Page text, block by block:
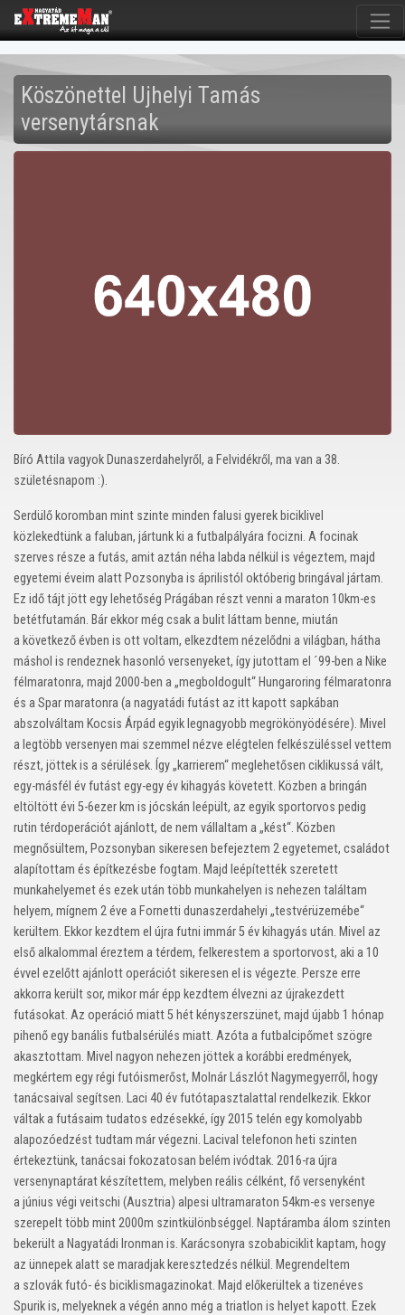
Köszönettel Ujhelyi Tamás
versenytársnak
Bíró Attila vagyok Dunaszerdahelyről, a Felvidékről, ma van a 38.
születésnapom :).
Serdülő koromban mint szinte minden falusi gyerek biciklivel
közlekedtünk a faluban, jártunk ki a futbalpályára focizni. A focinak
szerves része a futás, amit aztán néha labda nélkül is végeztem, majd
egyetemi éveim alatt Pozsonyba is áprilistól októberig bringával jártam.
Ez idő tájt jött egy lehetőség Prágában részt venni a maraton 10km-es
betétfutamán. Bár ekkor még csak a bulit láttam benne, miután
a következő évben is ott voltam, elkezdtem nézelődni a világban, hátha
máshol is rendeznek hasonló versenyeket, így jutottam el ´99-ben a Nike
félmaratonra, majd 2000-ben a „megboldogult“ Hungaroring félmaratonra
és a Spar maratonra (a nagyatádi futást az itt kapott sapkában
abszolváltam Kocsis Árpád egyik legnagyobb megrökönyödésére). Mivel
a legtöbb versenyen mai szemmel nézve elégtelen felkészüléssel vettem
részt, jöttek is a sérülések. Így „karrierem“ meglehetősen ciklikussá vált,
egy-másfél év futást egy-egy év kihagyás követett. Közben a bringán
eltöltött évi 5-6ezer km is jócskán leépült, az egyik sportorvos pedig
rutin térdoperációt ajánlott, de nem vállaltam a „kést“. Közben
megnősültem, Pozsonyban sikeresen befejeztem 2 egyetemet, családot
alapítottam és építkezésbe fogtam. Majd leépítették szeretett
munkahelyemet és ezek után több munkahelyen is nehezen találtam
helyem, mígnem 2 éve a Fornetti dunaszerdahelyi „testvérüzemébe“
kerültem. Ekkor kezdtem el újra futni immár 5 év kihagyás után. Mivel az
első alkalommal éreztem a térdem, felkerestem a sportorvost, aki a 10
évvel ezelőtt ajánlott operációt sikeresen el is végezte. Persze erre
akkorra került sor, mikor már épp kezdtem élvezni az újrakezdett
futásokat. Az operáció miatt 5 hét kényszerszünet, majd újabb 1 hónap
pihenő egy banális futbalsérülés miatt. Azóta a futbalcipőmet szögre
akasztottam. Mivel nagyon nehezen jöttek a korábbi eredmények,
megkértem egy régi futóismerőst, Molnár Lászlót Nagymegyerről, hogy
tanácsaival segítsen. Laci 40 év futótapasztalattal rendelkezik. Ekkor
váltak a futásaim tudatos edzésekké, így 2015 telén egy komolyabb
alapozóedzést tudtam már végezni. Lacival telefonon heti szinten
értekeztünk, tanácsai fokozatosan belém ivódtak. 2016-ra újra
versenynaptárat készítettem, melyben reális célként, fő versenyként
a június végi veitschi (Ausztria) alpesi ultramaraton 54km-es versenye
szerepelt több mint 2000m szintkülönbséggel. Naptáramba álom szinten
bekerült a Nagyatádi Ironman is. Karácsonyra szobabiciklit kaptam, hogy
az ünnepek alatt se maradjak keresztedzés nélkül. Megrendeltem
a szlovák futó- és biciklismagazinokat. Majd előkerültek a tizenéves
Spurik is, melyeknek a végén anno még a triatlon is helyet kapott. Ezek